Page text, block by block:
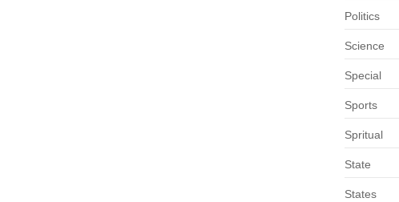
Politics
Science
Special
Sports
Spritual
State
States